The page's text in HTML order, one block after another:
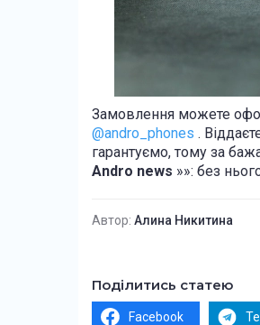
Замовлення можете
@andro_phones .
гарантуємо, тому за
Andro news »»: без
Автор: Алина Никитина
Поділитись статею
Facebook